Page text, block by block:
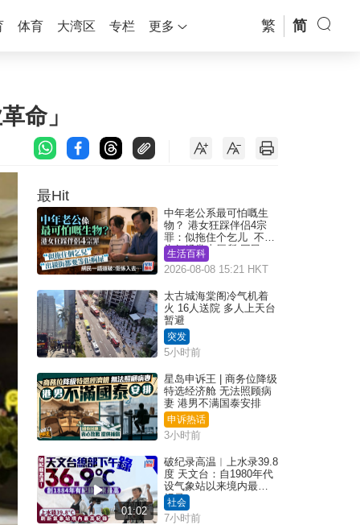
体育 大湾区 专栏 更多 繁 简
命」
最Hit
中年老公系最可怕嘅生
物？ 港女狂踩伴侣4宗
罪：似拖住个乞儿 不解
为何经常去厕所 网民一
语道破
生活百科
2026-08-08 15:21 HKT
太古城海棠阁冷气机着
火 16人送院 多人上天台
暂避
突发
5小时前
星岛申诉王 | 商务位降级
特选经济舱 无法照顾病
妻 港男不满国泰安排
申诉热话
3小时前
01:02
破纪录高温︱上水录39.8
度 天文台：自1980年代
设气象站以来境内最高
纪录
社会
7小时前